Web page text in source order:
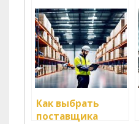
раскрутка и
реклама онлайн-
курсов
Как выбрать
поставщика